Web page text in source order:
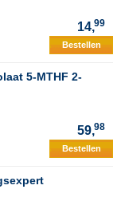
14,99
Bestellen
5-MTHF 2-
59,98
Bestellen